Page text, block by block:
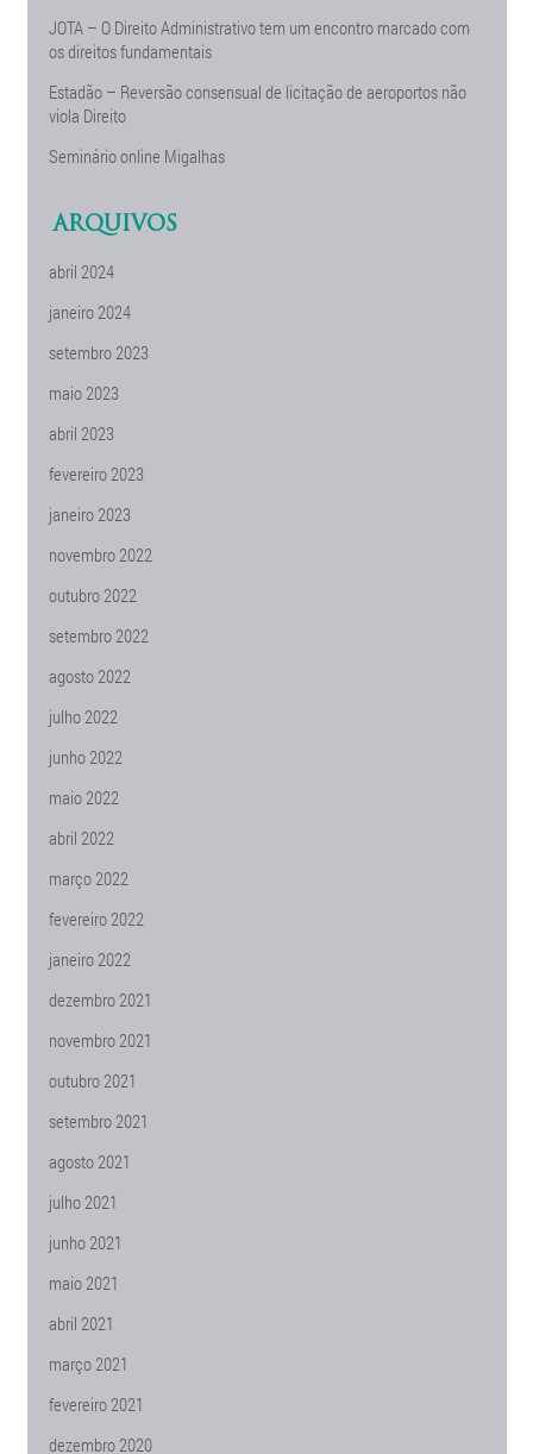
JOTA – O Direito Administrativo tem um encontro marcado com
os direitos fundamentais
Estadão – Reversão consensual de licitação de aeroportos não
viola Direito
Seminário online Migalhas
ARQUIVOS
abril 2024
janeiro 2024
setembro 2023
maio 2023
abril 2023
fevereiro 2023
janeiro 2023
novembro 2022
outubro 2022
setembro 2022
agosto 2022
julho 2022
junho 2022
maio 2022
abril 2022
março 2022
fevereiro 2022
janeiro 2022
dezembro 2021
novembro 2021
outubro 2021
setembro 2021
agosto 2021
julho 2021
junho 2021
maio 2021
abril 2021
março 2021
fevereiro 2021
dezembro 2020